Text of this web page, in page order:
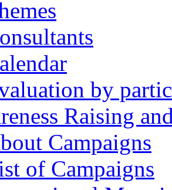
by
Raising
Campaigns
of Campaigns